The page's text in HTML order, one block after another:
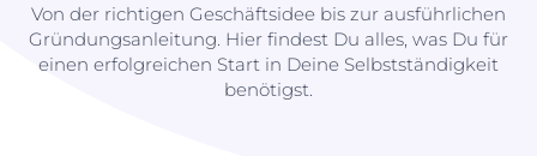
Von der richtigen Geschäftsidee bis zur ausführlichen
Gründungsanleitung. Hier findest Du alles, was Du für
einen erfolgreichen Start in Deine Selbstständigkeit
benötigst.